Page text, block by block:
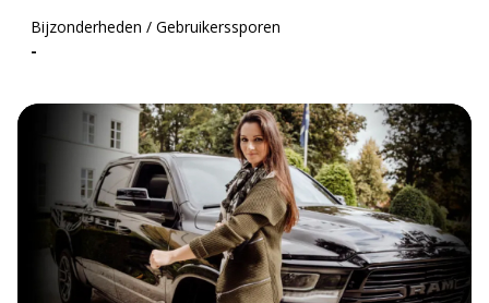
Bijzonderheden / Gebruikerssporen
-